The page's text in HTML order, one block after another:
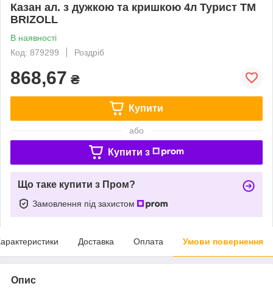
Казан ал. з дужкою та кришкою 4л Турист ТМ
BRIZOLL
В наявності
Код: 879299
Роздріб
868,67 ₴
Купити
або
Купити з
Що таке купити з Пром?
Замовлення під захистом
Доставка Оплата Умови повернення
Опис